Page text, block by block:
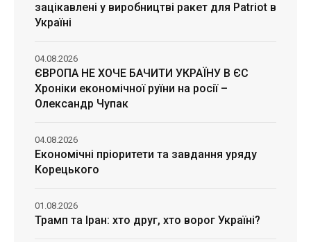
зацікавлені у виробництві ракет для Patriot в
Україні
ЄВРОПА НЕ ХОЧЕ БАЧИТИ УКРАЇНУ В ЄС
Хроніки економічної руїни на росії –
Олександр Чупак
04.08.2026
Економічні пріоритети та завдання уряду
Корецького
04.08.2026
Трамп та Іран: хто друг, хто ворог Україні?
01.08.2026